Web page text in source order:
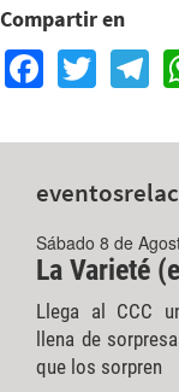
Compartir en
eventos
Sábado 8 de
La Varieté
Llega al CCC
llena de
que los sorpren